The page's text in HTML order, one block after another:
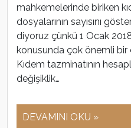
mahkemelerinde biriken
dosyalarının sayısını
diyoruz çünkü 1 Ocak
konusunda çok önemli bir
Kıdem tazminatının
değişiklik…
DEVAMINI OKU »